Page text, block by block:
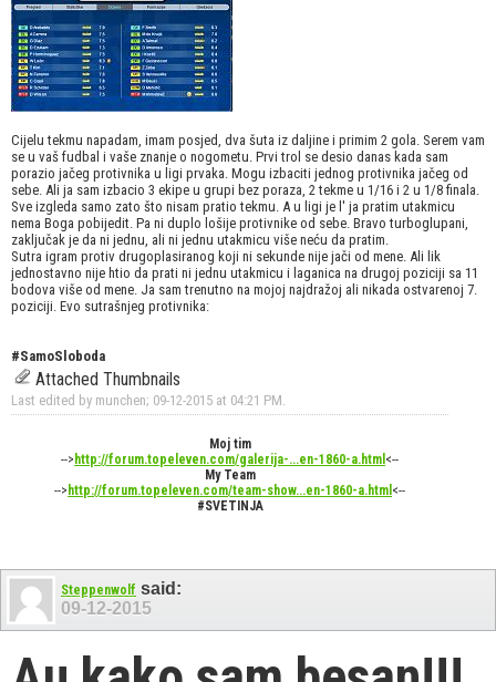
Cijelu tekmu napadam, imam posjed, dva šuta iz daljine i primim 2 gola. Serem vam
se u vaš fudbal i vaše znanje o nogometu. Prvi trol se desio danas kada sam
porazio jačeg protivnika u ligi prvaka. Mogu izbaciti jednog protivnika jačeg od
sebe. Ali ja sam izbacio 3 ekipe u grupi bez poraza, 2 tekme u 1/16 i 2 u 1/8 finala.
Sve izgleda samo zato što nisam pratio tekmu. A u ligi je l' ja pratim utakmicu
nema Boga pobijedit. Pa ni duplo lošije protivnike od sebe. Bravo turboglupani,
zaključak je da ni jednu, ali ni jednu utakmicu više neću da pratim.
Sutra igram protiv drugoplasiranog koji ni sekunde nije jači od mene. Ali lik
jednostavno nije htio da prati ni jednu utakmicu i laganica na drugoj poziciji sa 11
bodova više od mene. Ja sam trenutno na mojoj najdražoj ali nikada ostvarenoj 7.
poziciji. Evo sutrašnjeg protivnika:
#SamoSloboda
Attached Thumbnails
Last edited by munchen; 09-12-2015 at 04:21 PM.
Moj tim
--> http://forum.topeleven.com/galerija-...en-1860-a.html <--
My Team
--> http://forum.topeleven.com/team-show...en-1860-a.html <--
#SVETINJA
Steppenwolf said:
09-12-2015